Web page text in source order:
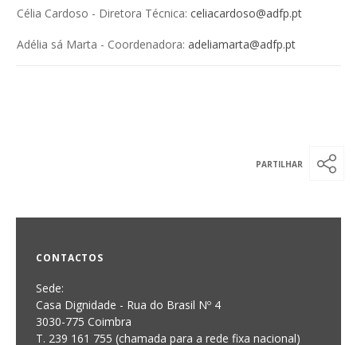
Célia Cardoso - Diretora Técnica: celiacardoso@adfp.pt
Adélia sá Marta - Coordenadora: adeliamarta@adfp.pt
CONTACTOS
Sede:
Casa Dignidade - Rua do Brasil Nº 4
3030-775 Coimbra
T. 239 161 755 (chamada para a rede fixa nacional)